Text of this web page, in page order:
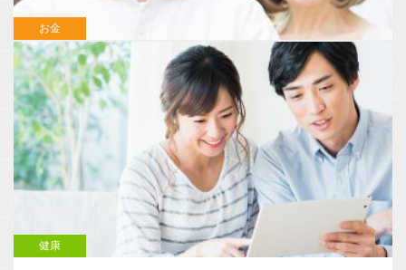
人生100年時代へ
お金
2019.03.04
健康